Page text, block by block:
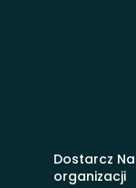
Dostarcz
organizacji